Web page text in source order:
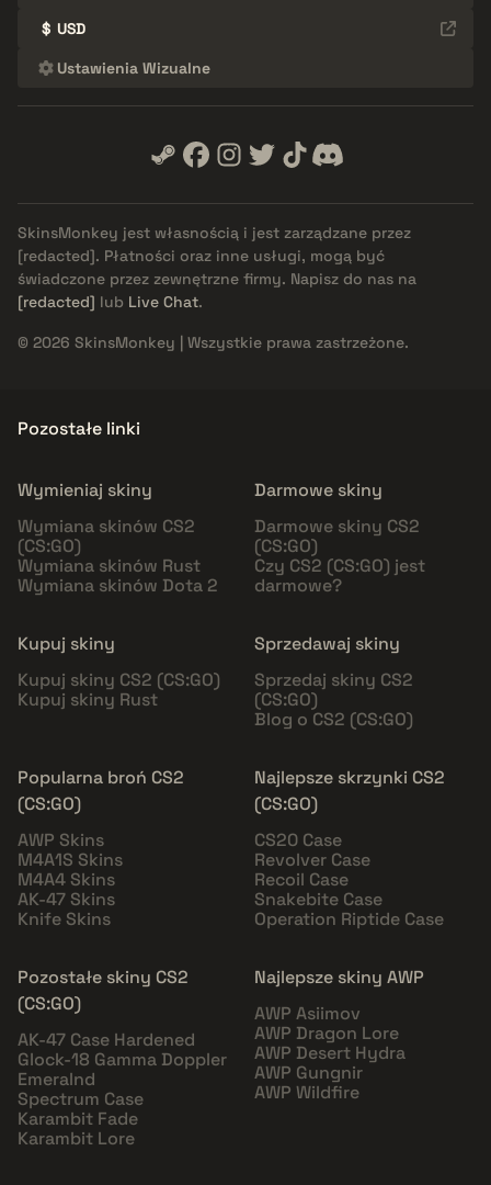
$ USD
Ustawienia Wizualne
SkinsMonkey jest własnością i jest zarządzane przez
[redacted]. Płatności oraz inne usługi, mogą być
świadczone przez zewnętrzne firmy. Napisz do nas na
[redacted] lub Live Chat.
© 2026 SkinsMonkey | Wszystkie prawa zastrzeżone.
Pozostałe linki
Wymieniaj skiny
Wymiana skinów CS2
(CS:GO)
Wymiana skinów Rust
Wymiana skinów Dota 2
Darmowe skiny
Darmowe skiny CS2
(CS:GO)
Czy CS2 (CS:GO) jest
darmowe?
Kupuj skiny
Kupuj skiny CS2 (CS:GO)
Kupuj skiny Rust
Sprzedawaj skiny
Sprzedaj skiny CS2
(CS:GO)
Blog o CS2 (CS:GO)
Popularna broń CS2
(CS:GO)
AWP Skins
M4A1S Skins
M4A4 Skins
AK-47 Skins
Knife Skins
Najlepsze skrzynki CS2
(CS:GO)
CS20 Case
Revolver Case
Recoil Case
Snakebite Case
Operation Riptide Case
Pozostałe skiny CS2
(CS:GO)
AK-47 Case Hardened
Glock-18 Gamma Doppler
Emeralnd
Spectrum Case
Karambit Fade
Karambit Lore
Najlepsze skiny AWP
AWP Asiimov
AWP Dragon Lore
AWP Desert Hydra
AWP Gungnir
AWP Wildfire